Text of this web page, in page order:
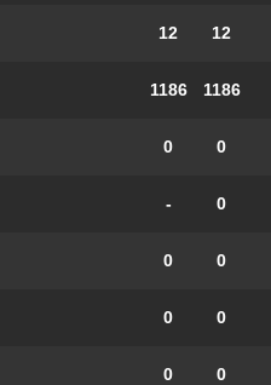
12 12
1186 1186
0 0
- 0
0 0
0 0
0 0